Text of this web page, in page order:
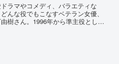
ラマやコメディ、バラエティな
んな役でもこなすベテラン女優、
樹さん。1996年から準主役として